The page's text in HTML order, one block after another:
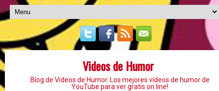
Videos de Humor
Blog de Videos de Humor. Los mejores vídeos de humor de
YouTube para ver gratis on line!